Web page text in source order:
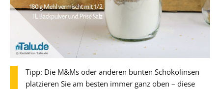
Tipp: Die M&Ms oder anderen bunten Schokolinsen
platzieren Sie am besten immer ganz oben – diese